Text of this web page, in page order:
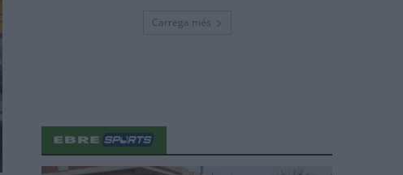
Carrega més